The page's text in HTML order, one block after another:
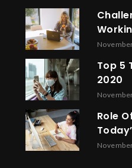
Top 5
2020
Role